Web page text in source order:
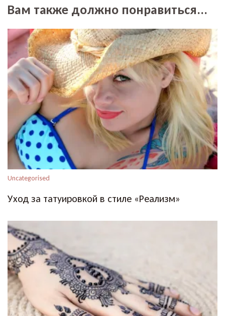
Вам также должно понравиться...
Uncategorised
Уход за татуировкой в стиле «Реализм»